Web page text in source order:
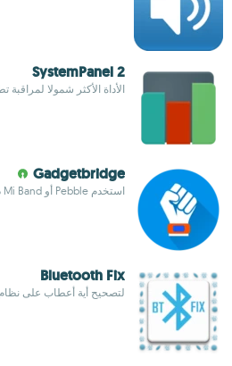
SystemPanel 2
الأداة الأكثر شمولا لمراقبة
Gadgetbridge
استخدم Pebble أو Mi Band دون التطبيقات الرسمية
Bluetooth Fix
لتصحيح أية أعطاب على نظام Bluetooth